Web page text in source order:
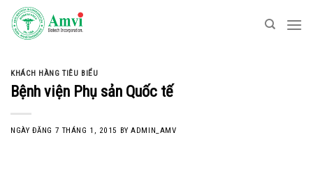
Skip
content
KHÁCH HÀNG TIÊU BIỂU
Bệnh viện Phụ sản Quốc tế
NGÀY ĐĂNG 7 THÁNG 1, 2015 BYADMIN_AMV